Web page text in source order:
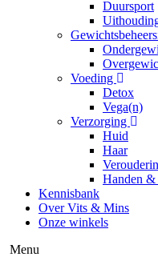
Duursport
Voeding
Detox
Vega(n)
Verzorging
Huid
Haar
Handen &
Kennisbank
Over Vits & Mins
Onze winkels
Menu